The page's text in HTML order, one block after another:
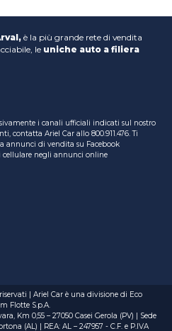
è la più grande rete di vendita
le uniche auto a filiera
i canali ufficiali indicati sul nostro
contatta Ariel Car allo 800.911.476. Ti
annunci di vendita su Facebook
negli annunci online
| Ariel Car è una divisione di Eco
Flotte S.p.A.
Km 0,55 – 27050 Casei Gerola (PV) | Sede
(AL) | REA: AL – 247957 - C.F. e P.IVA